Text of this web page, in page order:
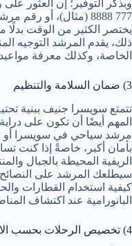
يختصر الكثير من الوقت
ذلك، يقدم المرشد التوجيه
الخاصة، وكذلك معرفة
3) ضمان السلامة والتنظيم
تتمتع سويسرا جنيف ببنية
المهم أيضًا أن تكون على
مرشد سياحي في سويسرا أو
بأمان أكبر، خاصةً إذا كنت
الريفية المحيطة بالجبال
سيطلعك المرشد على
كيفية استخدام القطارات
البانورامية عند اكتشاف
4) تخصيص الرحلات بحسب الاهتمامات